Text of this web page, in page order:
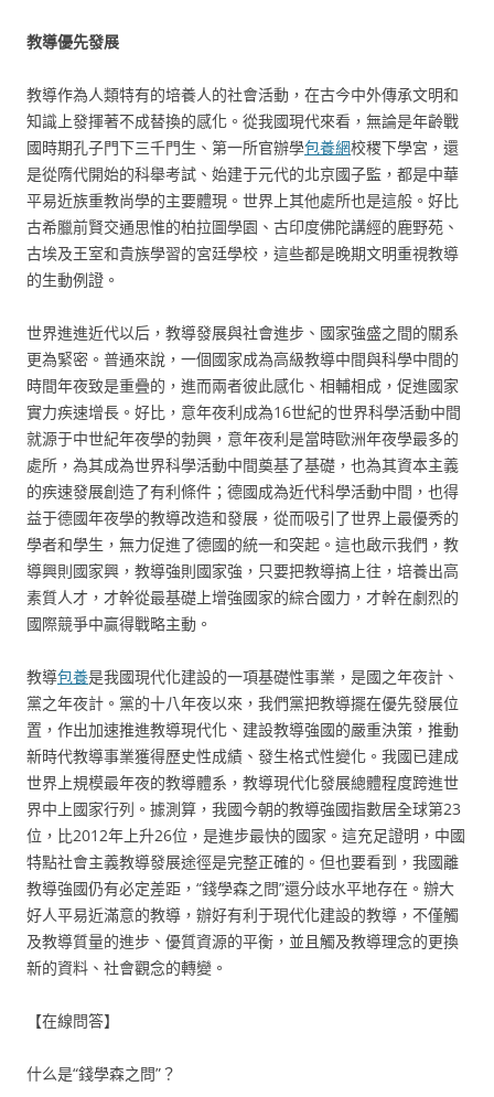
教導優先發展
教導作為人類特有的培養人的社會活動，在古今中外傳承文明和
知識上發揮著不成替換的感化。從我國現代來看，無論是年齡戰
國時期孔子門下三千門生、第一所官辦學包養網校稷下學宮，還
是從隋代開始的科舉考試、始建于元代的北京國子監，都是中華
平易近族重教尚學的主要體現。世界上其他處所也是這般。好比
古希臘前賢交通思惟的柏拉圖學園、古印度佛陀講經的鹿野苑、
古埃及王室和貴族學習的宮廷學校，這些都是晚期文明重視教導
的生動例證。
世界進進近代以后，教導發展與社會進步、國家強盛之間的關系
更為緊密。普通來說，一個國家成為高級教導中間與科學中間的
時間年夜致是重疊的，進而兩者彼此感化、相輔相成，促進國家
實力疾速增長。好比，意年夜利成為16世紀的世界科學活動中間
就源于中世紀年夜學的勃興，意年夜利是當時歐洲年夜學最多的
處所，為其成為世界科學活動中間奠基了基礎，也為其資本主義
的疾速發展創造了有利條件；德國成為近代科學活動中間，也得
益于德國年夜學的教導改造和發展，從而吸引了世界上最優秀的
學者和學生，無力促進了德國的統一和突起。這也啟示我們，教
導興則國家興，教導強則國家強，只要把教導搞上往，培養出高
素質人才，才幹從最基礎上增強國家的綜合國力，才幹在劇烈的
國際競爭中贏得戰略主動。
教導包養是我國現代化建設的一項基礎性事業，是國之年夜計、
黨之年夜計。黨的十八年夜以來，我們黨把教導擺在優先發展位
置，作出加速推進教導現代化、建設教導強國的嚴重決策，推動
新時代教導事業獲得歷史性成績、發生格式性變化。我國已建成
世界上規模最年夜的教導體系，教導現代化發展總體程度跨進世
界中上國家行列。據測算，我國今朝的教導強國指數居全球第23
位，比2012年上升26位，是進步最快的國家。這充足證明，中國
特點社會主義教導發展途徑是完整正確的。但也要看到，我國離
教導強國仍有必定差距，“錢學森之問”還分歧水平地存在。辦大
好人平易近滿意的教導，辦好有利于現代化建設的教導，不僅觸
及教導質量的進步、優質資源的平衡，並且觸及教導理念的更換
新的資料、社會觀念的轉變。
【在線問答】
什么是“錢學森之問”？